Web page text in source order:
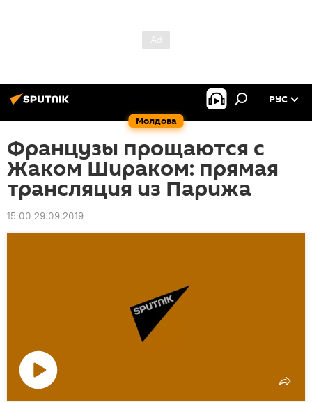
Молдова
РУС
Французы прощаются с
Жаком Шираком: прямая
трансляция из Парижа
15:00 29.09.2019